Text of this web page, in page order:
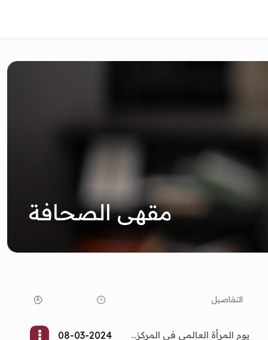
مقهى الصحافة
التفاصيل
يوم المرأة العالمي في المركز... 08-03-2024